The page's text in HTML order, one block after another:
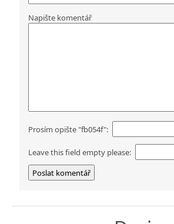
Napište komentář
Prosím opište "fb054f":
Leave this field empty please: